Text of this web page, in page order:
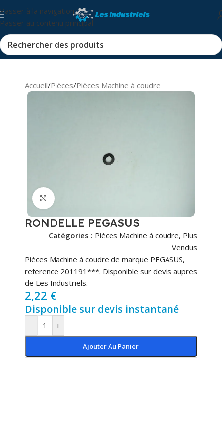
Passer à la navigation
Passer au contenu principal
Accueil/Pièces/Pièces Machine à coudre
Cliquez pour agrandir
RONDELLE PEGASUS
Catégories : Pièces Machine à coudre, Plus
Vendus
Pièces Machine à coudre de marque PEGASUS,
reference 201191***. Disponible sur devis aupres
de Les Industriels.
2,22 €
Disponible sur devis instantané
- +
Ajouter Au Panier